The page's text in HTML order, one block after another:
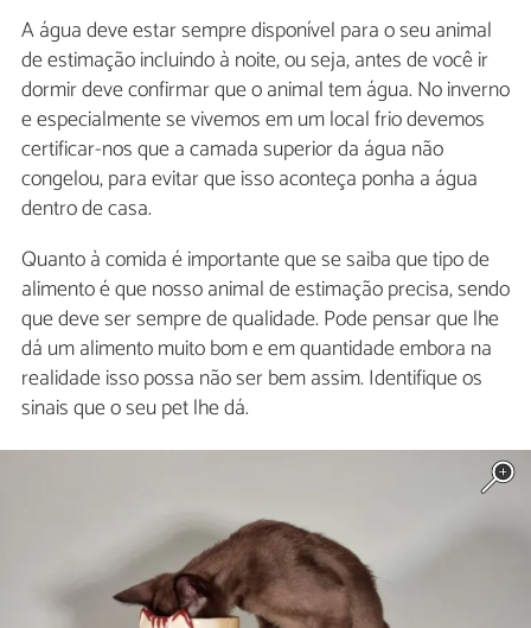
A água deve estar sempre disponível para o seu animal
de estimação incluindo à noite, ou seja, antes de você ir
dormir deve confirmar que o animal tem água. No inverno
e especialmente se vivemos em um local frio devemos
certificar-nos que a camada superior da água não
congelou, para evitar que isso aconteça ponha a água
dentro de casa.
Quanto à comida é importante que se saiba que tipo de
alimento é que nosso animal de estimação precisa, sendo
que deve ser sempre de qualidade. Pode pensar que lhe
dá um alimento muito bom e em quantidade embora na
realidade isso possa não ser bem assim. Identifique os
sinais que o seu pet lhe dá.